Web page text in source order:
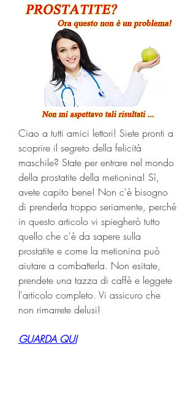
Ciao a tutti amici lettori! Siete pronti a
scoprire il segreto della felicità
maschile? State per entrare nel mondo
della prostatite della metionina! Sì,
avete capito bene! Non c'è bisogno
di prenderla troppo seriamente, perché
in questo articolo vi spiegherò tutto
quello che c'è da sapere sulla
prostatite e come la metionina può
aiutare a combatterla. Non esitate,
prendete una tazza di caffè e leggete
l'articolo completo. Vi assicuro che
non rimarrete delusi!
GUARDA QUI